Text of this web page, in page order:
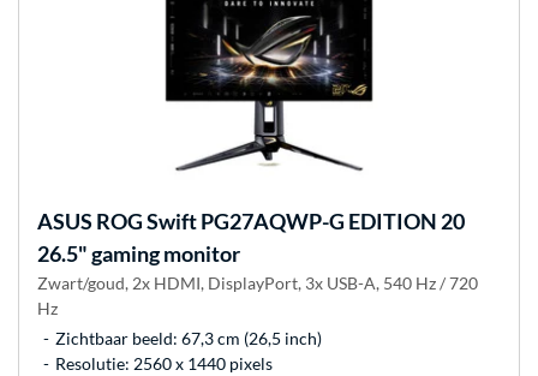
ASUS ROG Swift PG27AQWP-G EDITION 20
26.5" gaming monitor
Zwart/goud, 2x HDMI, DisplayPort, 3x USB-A, 540 Hz / 720
Hz
Zichtbaar beeld: 67,3 cm (26,5 inch)
Resolutie: 2560 x 1440 pixels